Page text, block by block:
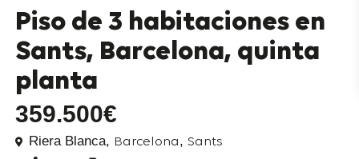
Piso de 3 habitaciones en
Sants, Barcelona, quinta
planta
359.500€
Riera Blanca, Barcelona, Sants